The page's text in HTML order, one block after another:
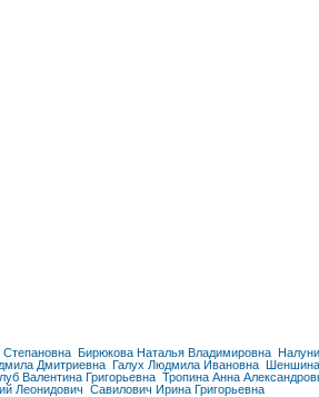
Бирюкова Наталья Владимировна
Дмитриевна Галух Людмила Ивановна Шеншина
Валентина Григорьевна Тропина Анна
Леонидович Савилович Ирина Григорьевна